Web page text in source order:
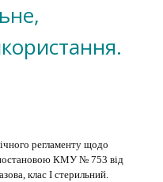
регламенту щодо
КМУ № 753 від
клас І стерильний.